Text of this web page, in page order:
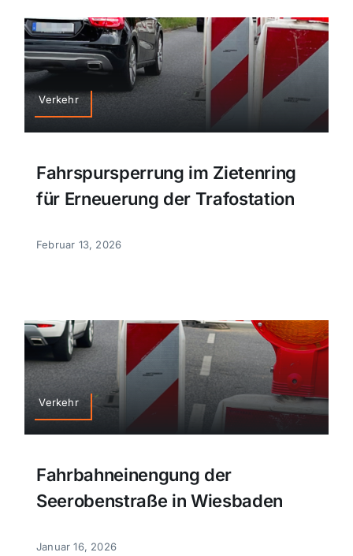
Verkehr
Fahrspursperrung im Zietenring
für Erneuerung der Trafostation
Februar 13, 2026
Verkehr
Fahrbahneinengung der
Seerobenstraße in Wiesbaden
Januar 16, 2026